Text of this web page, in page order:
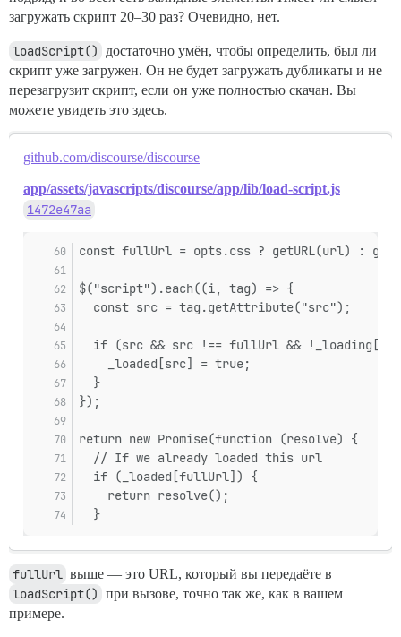
загружать скрипт 20–30 раз? Очевидно, нет.
loadScript()
достаточно умён, чтобы определить, был ли
скрипт уже загружен. Он не будет загружать дубликаты и не
перезагрузит скрипт, если он уже полностью скачан. Вы
можете увидеть это здесь.
github.com/discourse/discourse
app/assets/javascripts/discourse/app/lib/load-script.js
1472e47aa
const fullUrl = opts.css ? getURL(url) :
$("script").each((i, tag) => {
  const src = tag.getAttribute("src");
if (src && src !== fullUrl &&
    _loaded[src] = true;
  }
});
return new Promise(function (resolve) {
  // If we already loaded this url
  if (_loaded[fullUrl]) {
    return resolve();
  }
fullUrl выше — это URL, который вы передаёте в
loadScript() при вызове, точно так же, как в вашем
примере.